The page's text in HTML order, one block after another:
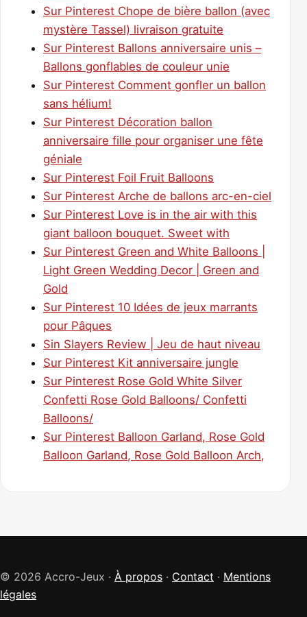
Sur Pinterest Chope de bière ballon (avec
mystère Tassel) livraison gratuite
Sur Pinterest Ballons anniversaire unis –
Ballons gonflables de couleur unie
Sur Pinterest Comment gonfler un ballon
sans hélium!
Sur Pinterest Décoration ballon
anniversaire fille pour organiser une fête
géniale
Sur Pinterest Foil Fruit Balloons
Sur Pinterest Arche de ballons arc-en-ciel
Sur Pinterest Love is in the air with this
giant balloon bouquet. Sweet with
Sur Pinterest Green and White Balloons |
Light Green Wedding Decor | Green and
Gold
Sur Pinterest 10 Idées de jeux marrants
pour Pâques
Sin Slayers Review | Jeu de haut niveau
Sur Pinterest Kit anniversaire jungle
Sur Pinterest Rose Gold White Silver
Confetti Rose Gold Balloons/ Confetti
Balloons/
Sur Pinterest Balloon Garland, Rose Gold
Balloon Garland, Rose Gold Balloon Arch,
© 2026 Accro-Jeux · À propos · Contact · Mentions
légales